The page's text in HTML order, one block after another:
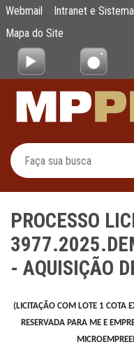
Pular para o Conteúdo
PROCESSO
Webmail Intranet e
Mapa do Site
PROCESSO
- AQUISIÇÃO
(LICITAÇÃO COM LOTE 1 COTA
RESERVADA PARA ME E